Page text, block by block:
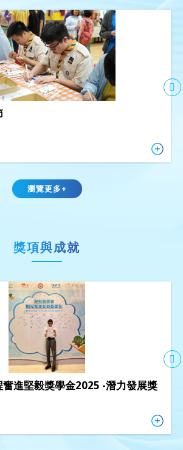
瀏覽更多+
獎項與成就
奮進堅毅獎學金2025 -潛力發展獎